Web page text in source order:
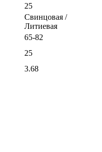
25
Свинцовая /
Литиевая
65-82
25
3.68